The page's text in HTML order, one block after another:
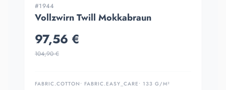
#1944
Vollzwirn Twill Mokkabraun
97,56 €
104,90 €
FABRIC.COTTON • FABRIC.EASY_CARE • 133 G/M²